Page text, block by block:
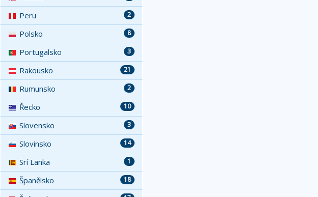
2
Peru
8
Polsko
3
Portugalsko
21
Rakousko
2
Rumunsko
10
Řecko
3
Slovensko
14
Slovinsko
1
Srí Lanka
18
Španělsko